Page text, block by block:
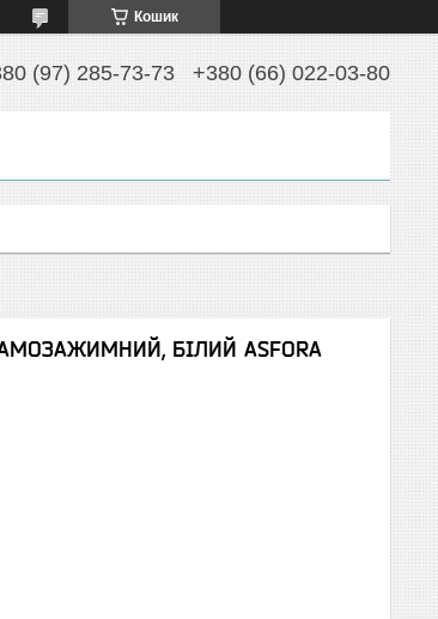
Кошик
(97) 285-73-73 +380 (66) 022-03-80
БІЛИЙ ASFORA